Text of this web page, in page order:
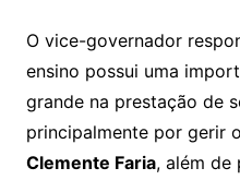
O vice-governador
ensino possui uma
grande na prestação de
principalmente por gerir o
Clemente Faria, além de